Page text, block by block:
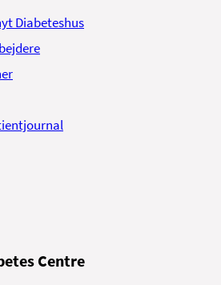
Diabeteshus
Centre